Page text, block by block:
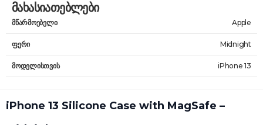
მახასიათებლები
მწარმოებელი Apple
ფერი Midnight
მოდელისთვის iPhone 13
iPhone 13 Silicone Case with MagSafe –